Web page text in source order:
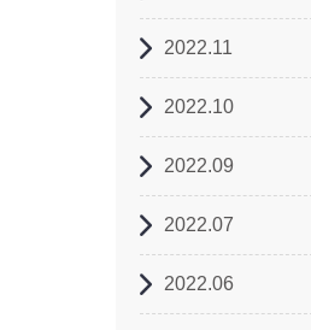
2022.11
2022.10
2022.09
2022.07
2022.06